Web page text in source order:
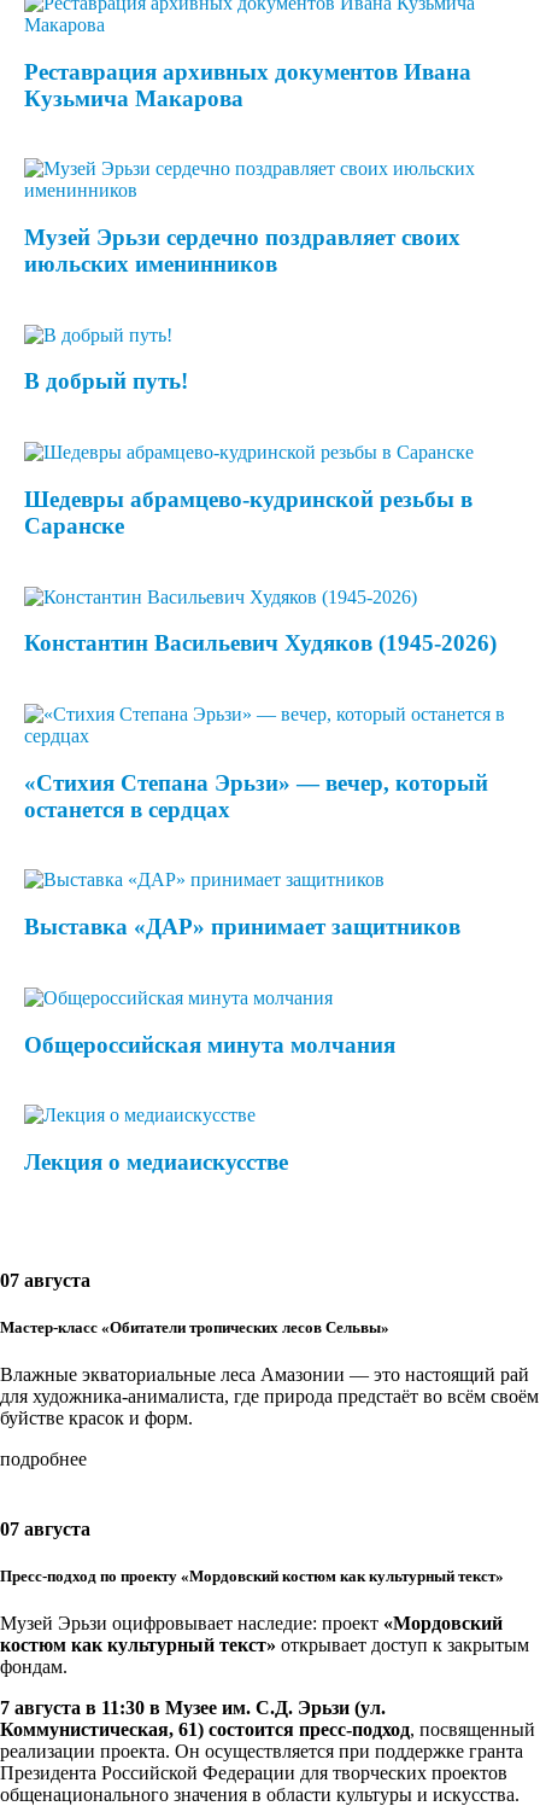
Реставрация архивных документов Ивана
Кузьмича Макарова
Музей Эрьзи сердечно поздравляет своих
июльских именинников
В добрый путь!
Шедевры абрамцево-кудринской резьбы в
Саранске
Константин Васильевич Худяков (1945-2026)
«Стихия Степана Эрьзи» — вечер, который
останется в сердцах
Выставка «ДАР» принимает защитников
Общероссийская минута молчания
Лекция о медиаискусстве
07 августа
Мастер-класс «Обитатели тропических лесов Сельвы»
Влажные экваториальные леса Амазонии — это настоящий рай
для художника-анималиста, где природа предстаёт во всём своём
буйстве красок и форм.
подробнее
07 августа
Пресс-подход по проекту «Мордовский костюм как культурный текст»
Музей Эрьзи оцифровывает наследие: проект «Мордовский
костюм как культурный текст» открывает доступ к закрытым
фондам.
7 августа в 11:30 в Музее им. С.Д. Эрьзи (ул.
Коммунистическая, 61) состоится пресс-подход, посвященный
реализации проекта. Он осуществляется при поддержке гранта
Президента Российской Федерации для творческих проектов
общенационального значения в области культуры и искусства.